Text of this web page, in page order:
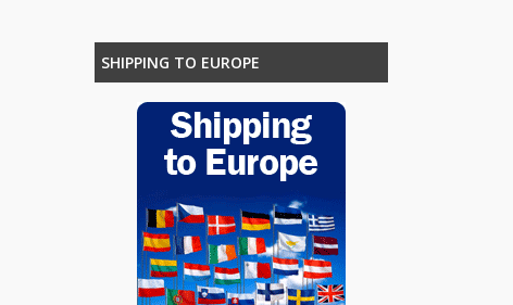
SHIPPING TO EUROPE